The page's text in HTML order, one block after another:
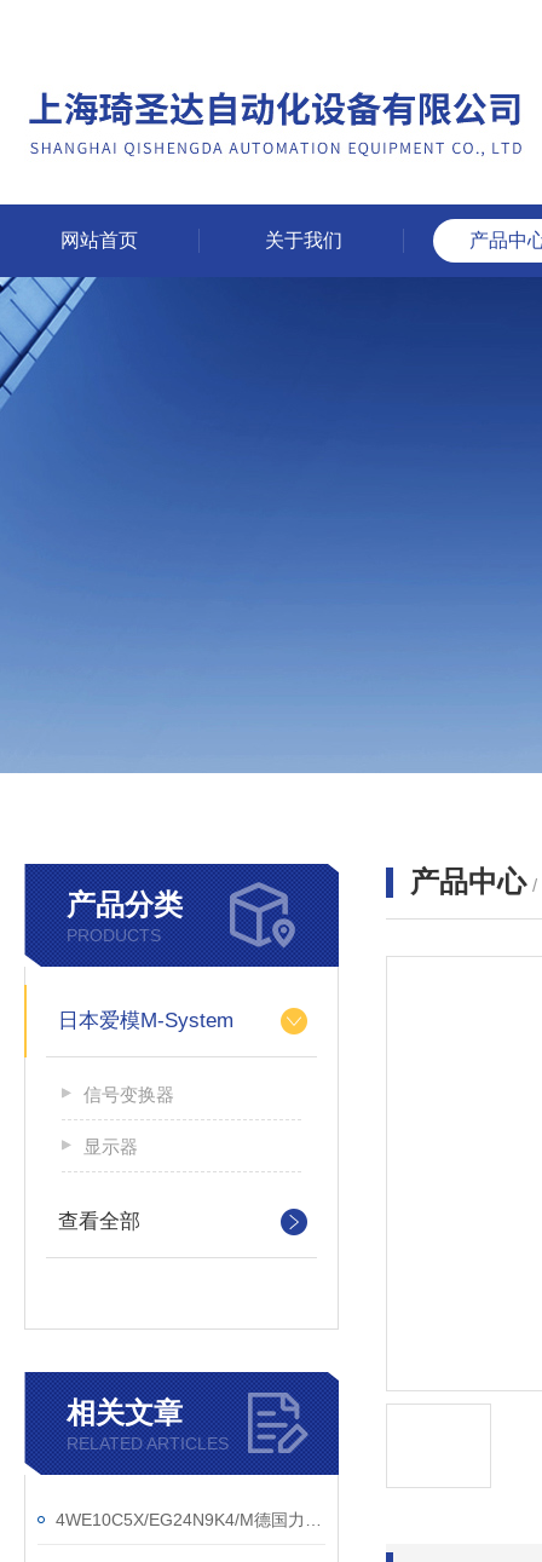
网站首页 关于我们 产品中
产品分类
PRODUCTS
日本爱模M-System
信号变换器
显示器
查看全部
相关文章
RELATED ARTICLES
产品中心 /